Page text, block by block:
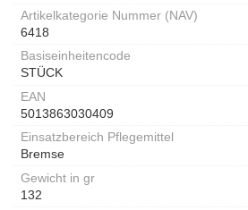
Artikelkategorie Nummer (NAV)
6418
Basiseinheitencode
STÜCK
EAN
5013863030409
Einsatzbereich Pflegemittel
Bremse
Gewicht in gr
132